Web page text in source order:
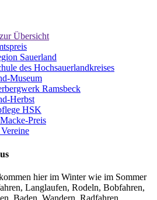
Übersicht
Sauerland
des Hochsauerlandkreises
Museum
Ramsbeck
Herbst
HSK
Preis
hier im Winter wie im Sommer
Langlaufen, Rodeln, Bobfahren,
Baden, Wandern, Radfahren,